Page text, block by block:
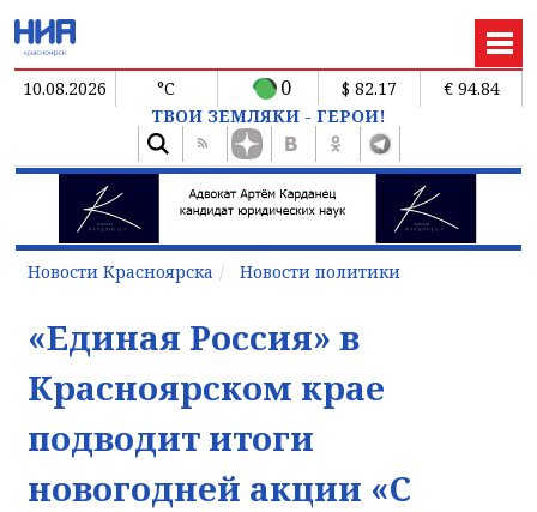
10.08.2026 °C 0 $ 82.17
€ 94.84
ТВОИ ЗЕМЛЯКИ - ГЕРОИ!
Новости Красноярска Новости политики
«Единая Россия» в
Красноярском крае
подводит итоги
новогодней акции «С